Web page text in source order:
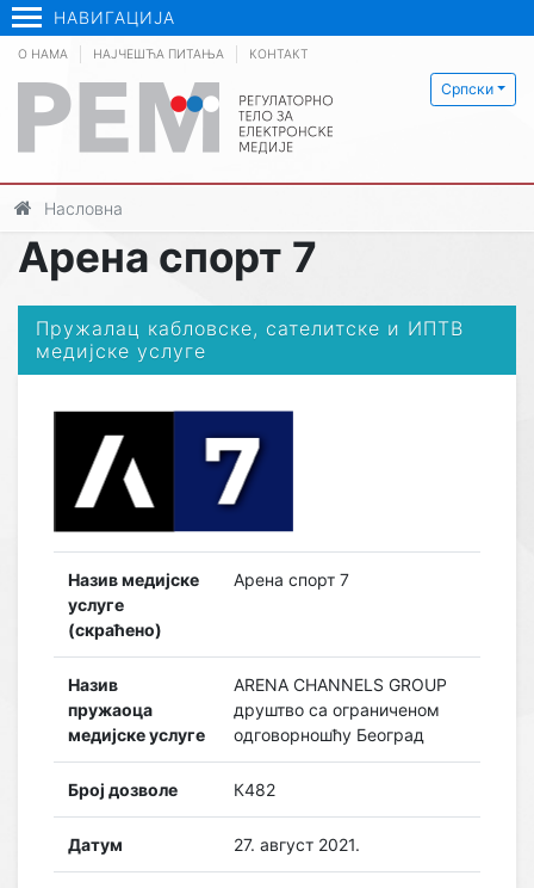
НАВИГАЦИЈА
Српски
О НАМА НАЈЧЕШЋА ПИТАЊА КОНТАКТ
Насловна
Арена спорт 7
Пружалац кабловске, сателитске и ИПТВ
медијске услуге
Назив медијске
услуге
(скраћено)
Арена спорт 7
Назив
пружаоца
медијске услуге
ARENA CHANNELS GROUP
друштво са ограниченом
одговорношћу Београд
Број дозволе К482
Датум 27. август 2021.